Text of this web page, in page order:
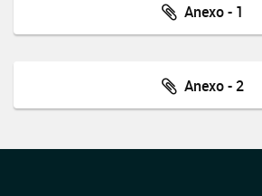
Anexo - 1
Anexo - 2